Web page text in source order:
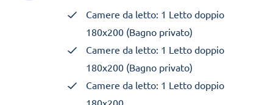
Camere da letto: 1 Letto doppio
180x200 (Bagno privato)
Camere da letto: 1 Letto doppio
180x200 (Bagno privato)
Camere da letto: 1 Letto doppio